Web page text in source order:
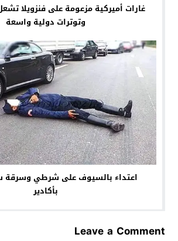
غارات أميركية مزعومة على فنزويلا
وتوترات دولية واسعة
اعتداء بالسيوف على شرطي
بأكادير
Leave a Comment